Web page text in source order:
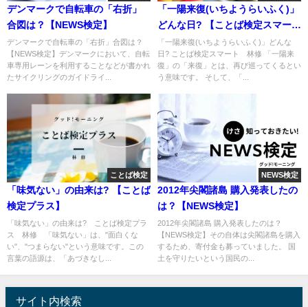
デンマークで自転車の「右折」
合図は？【NEWS検定】
デンマークで自転車の「右折」合図は？
【NEWS検定】デンマークにおいて、自転
車専用レーンを利用することなどが書かれ
たサイクリングのガイドライ...
「一陽来復(いちようらいふく)」
どんな日? 【ことば検定スマー
ト】
「一陽来復(いちようらいふく)」どんな
日? ことば検定スマート 林修 「一陽来
復」の「来復」とは、再び巡ってくるとい
う意味です。 そして、「...
ことば検定
「味気ない」の由来は? 【ことば
検定プラス】
「味気ない」の由来は? ことば検定プラ
ス 林修 「味気ない」は、"面白くな
い"、"つまらない"という意味です。この
言葉の語源は、「あづきなし...
NEWS検定
2012年尖閣諸島 購入発表したの
は？【NEWS検定】
2012年尖閣諸島 購入発表したのは？
【NEWS検定】その自体は尖閣諸島を購入
するため、寄付金も募っていました。 国
土を守りたいという国民の...
サイト内検索